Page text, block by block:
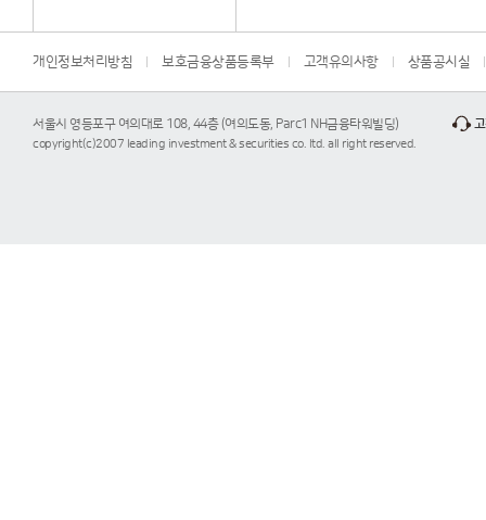
개인정보처리방침 보호금융상품등록부 고객유의사항 상품공시실
서울시 영등포구 여의대로 108, 44층 (여의도동, Parc1 NH금융타워빌딩)
copyright(c)2007 leading investment & securities co. ltd. all right reserved.